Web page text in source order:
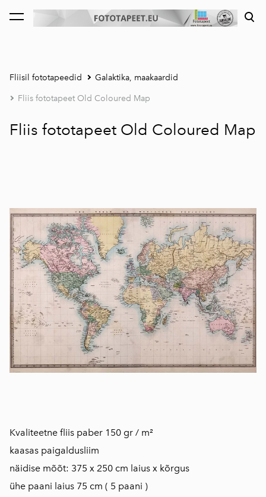
lisati ostukorvi. Vaata ostukorvi
Fliisil fototapeedid Galaktika, maakaardid
Fliis fototapeet Old Coloured Map
Fliis fototapeet Old Coloured Map
Kvaliteetne fliis paber 150 gr / m²
kaasas paigaldusliim
näidise mõõt: 375 x 250 cm laius x kõrgus
ühe paani laius 75 cm ( 5 paani )